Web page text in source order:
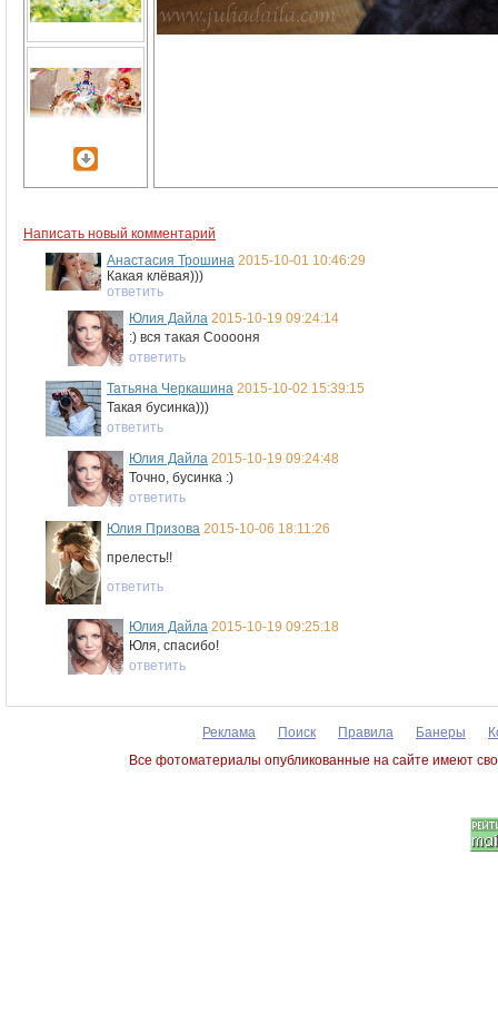
Написать новый комментарий
Анастасия Трошина 2015-10-01 10:46:29
Какая клёвая)))
ответить
Юлия Дайла 2015-10-19 09:24:14
:) вся такая Сооооня
ответить
Татьяна Черкашина 2015-10-02 15:39:15
Такая бусинка)))
ответить
Юлия Дайла 2015-10-19 09:24:48
Точно, бусинка :)
ответить
Юлия Призова 2015-10-06 18:11:26
прелесть!!
ответить
Юлия Дайла 2015-10-19 09:25:18
Юля, спасибо!
ответить
Реклама Поиск Правила Банеры
Все фотоматериалы опубликованные на сайте имеют